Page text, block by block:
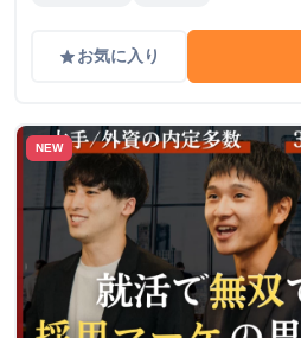
gradeお気に入り
NEW